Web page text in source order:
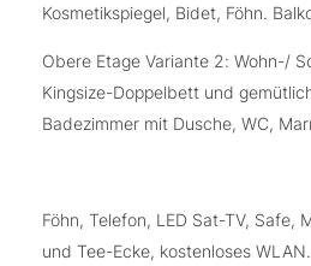
Kosmetikspiegel, Bidet, Föhn.
Obere Etage Variante 2: Wohn-/
Kingsize-Doppelbett und
Badezimmer mit Dusche, WC,
Föhn, Telefon, LED Sat-TV, Safe,
und Tee-Ecke, kostenloses